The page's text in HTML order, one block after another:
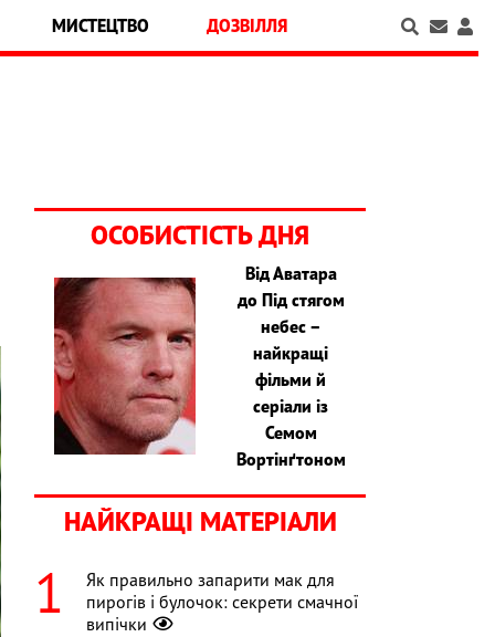
МИСТЕЦТВО ДОЗВІЛЛЯ
ОСОБИСТІСТЬ ДНЯ
Від Аватара
до Під стягом
небес –
найкращі
фільми й
серіали із
Семом
Вортінґтоном
НАЙКРАЩІ МАТЕРІАЛИ
Як правильно запарити мак для
пирогів і булочок: секрети смачної
випічки